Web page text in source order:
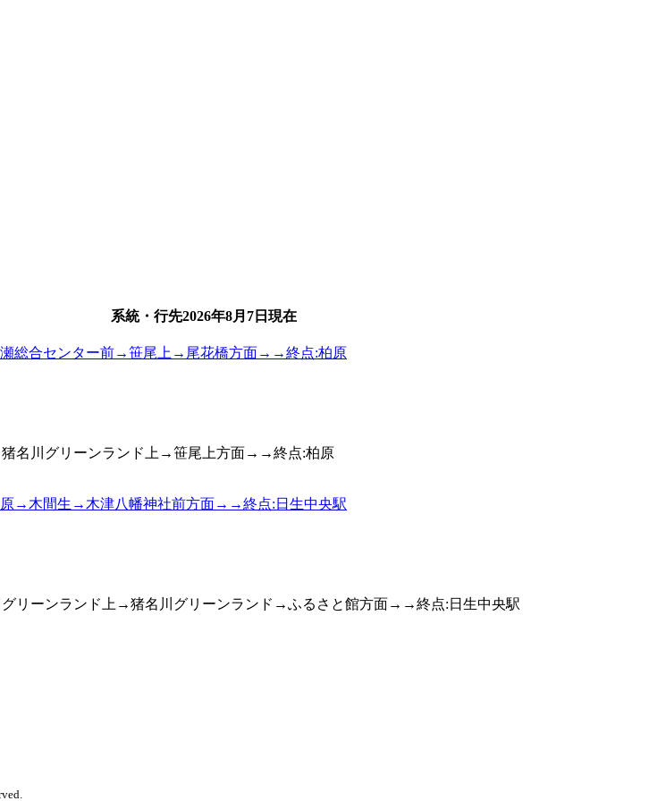
系統・行先2026年8月7日 現在
瀬総合センター前→笹尾上→尾花橋方面→→終点:柏原
名川グリーンランド上→笹尾上方面→→終点:柏原
原→木間生→木津八幡神社前方面→→終点:日生中央駅
グリーンランド上→猪名川グリーンランド→ふるさと館方面→→終点:日生中央駅